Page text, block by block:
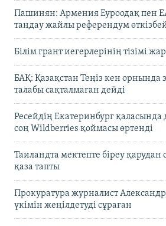
Пашинян: Армения Еуроодақ пен
таңдау жайлы референдум
Білім грант иегерлерінің тізімі
БАҚ: Қазақстан Теңіз кен орнында
талабы сақталмаған дейді
Ресейдің Екатеринбург
соң Wildberries қоймасы өртенді
Таиландта мектепте біреу қарудан
қаза тапты
Прокуратура журналист
үкімін жеңілдетуді сұраған